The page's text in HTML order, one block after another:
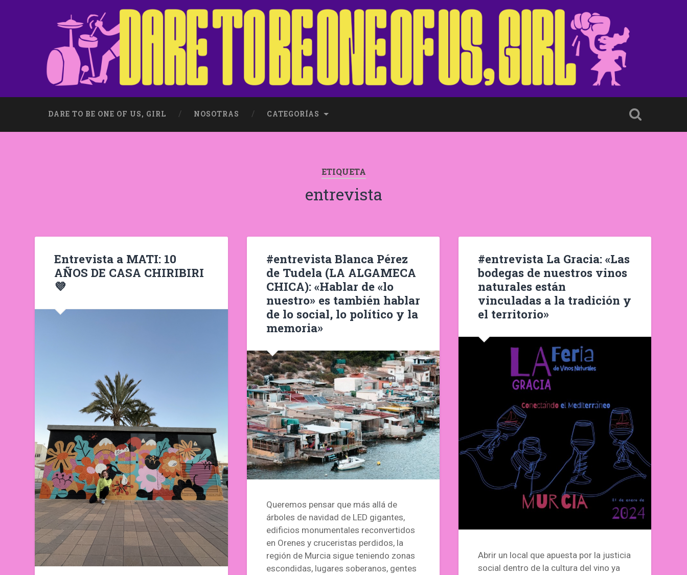
DARE TO BE ONE OF US, GIRL NOSOTRAS CATEGORÍAS
ETIQUETA
entrevista
Entrevista a MATI: 10
AÑOS DE CASA CHIRIBIRI
💜
#entrevista Blanca Pérez
de Tudela (LA ALGAMECA
CHICA): «Hablar de «lo
nuestro» es también hablar
de lo social, lo político y la
memoria»
Queremos pensar que más allá de
árboles de navidad de LED gigantes,
edificios monumentales reconvertidos
en Orenes y cruceristas perdidos, la
región de Murcia sigue teniendo zonas
escondidas, lugares soberanos, gentes
#entrevista La Gracia: «Las
bodegas de nuestros vinos
naturales están
vinculadas a la tradición y
el territorio»
Abrir un local que apuesta por la justicia
social dentro de la cultura del vino ya